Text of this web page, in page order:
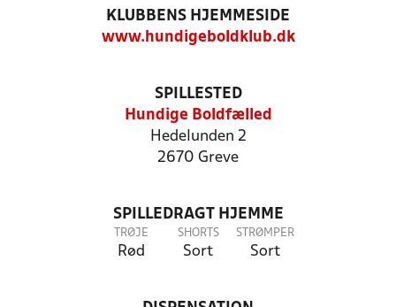
KLUBBENS HJEMMESIDE
www.hundigeboldklub.dk
SPILLESTED
Hundige Boldfælled
Hedelunden 2
2670 Greve
SPILLEDRAGT HJEMME
TRØJE
Rød
SHORTS
Sort
STRØMPER
Sort